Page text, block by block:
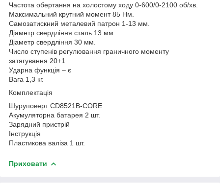
Частота обертання на холостому ходу 0-600/0-2100 об/хв.
Максимальний крутний момент 85 Нм.
Самозатискний металевий патрон 1-13 мм.
Діаметр свердління сталь 13 мм.
Діаметр свердління 30 мм.
Число ступенів регулювання граничного моменту
затягування 20+1
Ударна функція – є
Вага 1,3 кг.
Комплектація
Шуруповерт CD8521B-CORE
Акумуляторна батарея 2 шт.
Зарядний пристрій
Інструкція
Пластикова валіза 1 шт.
Приховати